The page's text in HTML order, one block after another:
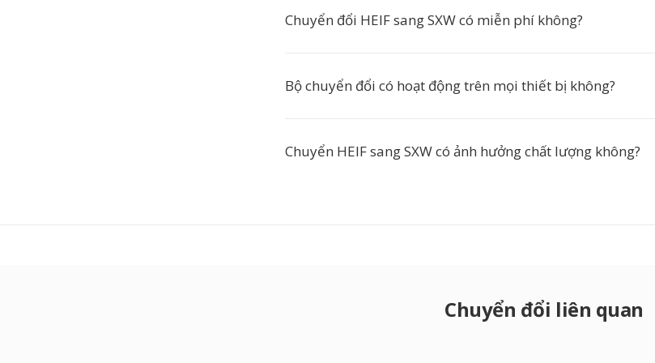
Chuyển đổi HEIF sang SXW có miễn phí không?
Bộ chuyển đổi có hoạt động trên mọi thiết bị không?
Chuyển HEIF sang SXW có ảnh hưởng chất lượng không?
Chuyển đổi liên quan